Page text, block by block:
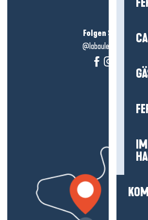
Folgen Sie uns!
@labauleguérande